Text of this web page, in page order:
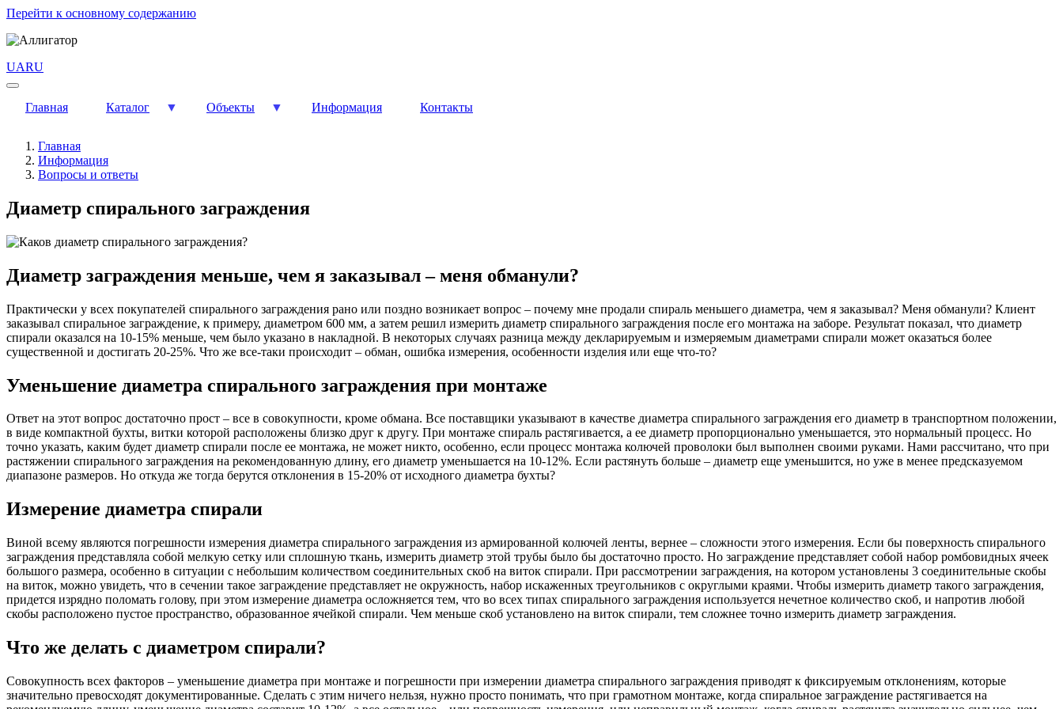
Перейти к основному содержанию
UARU
Главная Каталог Объекты Информация Контакты
Главная
Информация
Вопросы и ответы
Диаметр спирального заграждения
Диаметр заграждения меньше, чем я заказывал – меня обманули?
Практически у всех покупателей спирального заграждения рано или поздно возникает вопрос – почему мне продали спираль меньшего диаметра, чем я заказывал? Меня обманули? Клиент
заказывал спиральное заграждение, к примеру, диаметром 600 мм, а затем решил измерить диаметр спирального заграждения после его монтажа на заборе. Результат показал, что диаметр
спирали оказался на 10-15% меньше, чем было указано в накладной. В некоторых случаях разница между декларируемым и измеряемым диаметрами спирали может оказаться более
существенной и достигать 20-25%. Что же все-таки происходит – обман, ошибка измерения, особенности изделия или еще что-то?
Уменьшение диаметра спирального заграждения при монтаже
Ответ на этот вопрос достаточно прост – все в совокупности, кроме обмана. Все поставщики указывают в качестве диаметра спирального заграждения его диаметр в транспортном положении,
в виде компактной бухты, витки которой расположены близко друг к другу. При монтаже спираль растягивается, а ее диаметр пропорционально уменьшается, это нормальный процесс. Но
точно указать, каким будет диаметр спирали после ее монтажа, не может никто, особенно, если процесс монтажа колючей проволоки был выполнен своими руками. Нами рассчитано, что при
растяжении спирального заграждения на рекомендованную длину, его диаметр уменьшается на 10-12%. Если растянуть больше – диаметр еще уменьшится, но уже в менее предсказуемом
диапазоне размеров. Но откуда же тогда берутся отклонения в 15-20% от исходного диаметра бухты?
Измерение диаметра спирали
Виной всему являются погрешности измерения диаметра спирального заграждения из армированной колючей ленты, вернее – сложности этого измерения. Если бы поверхность спирального
заграждения представляла собой мелкую сетку или сплошную ткань, измерить диаметр этой трубы было бы достаточно просто. Но заграждение представляет собой набор ромбовидных ячеек
большого размера, особенно в ситуации с небольшим количеством соединительных скоб на виток спирали. При рассмотрении заграждения, на котором установлены 3 соединительные скобы
на виток, можно увидеть, что в сечении такое заграждение представляет не окружность, набор искаженных треугольников с округлыми краями. Чтобы измерить диаметр такого заграждения,
придется изрядно поломать голову, при этом измерение диаметра осложняется тем, что во всех типах спирального заграждения используется нечетное количество скоб, и напротив любой
скобы расположено пустое пространство, образованное ячейкой спирали. Чем меньше скоб установлено на виток спирали, тем сложнее точно измерить диаметр заграждения.
Что же делать с диаметром спирали?
Совокупность всех факторов – уменьшение диаметра при монтаже и погрешности при измерении диаметра спирального заграждения приводят к фиксируемым отклонениям, которые
значительно превосходят документированные. Сделать с этим ничего нельзя, нужно просто понимать, что при грамотном монтаже, когда спиральное заграждение растягивается на